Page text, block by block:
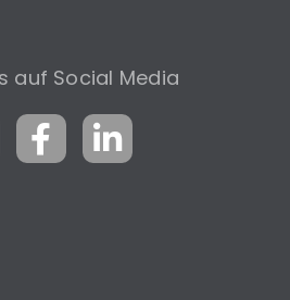
auf Social Media